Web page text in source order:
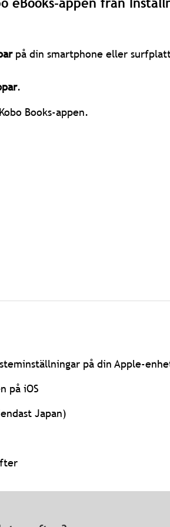
eBooks-appen från
på din smartphone eller
.
Books-appen.
på din Apple-
på iOS
Japan)